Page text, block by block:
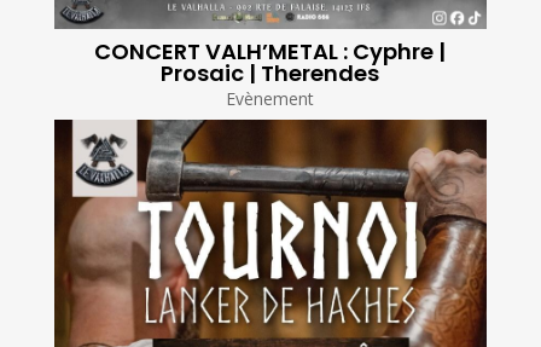
CONCERT VALH’METAL : Cyphre |
Prosaic | Therendes
Evènement